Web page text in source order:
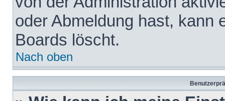
oder Abmeldung hast, kann
Boards löscht.
Nach oben